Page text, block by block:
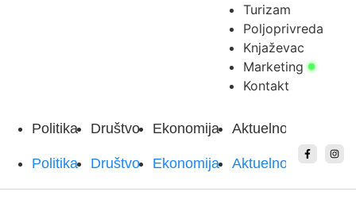
Turizam
Poljoprivreda
Knjaževac
Marketing
Kontakt
Politika Društvo Ekonomija Aktuelnosti
Politika Društvo Ekonomija Aktuelnosti Sport